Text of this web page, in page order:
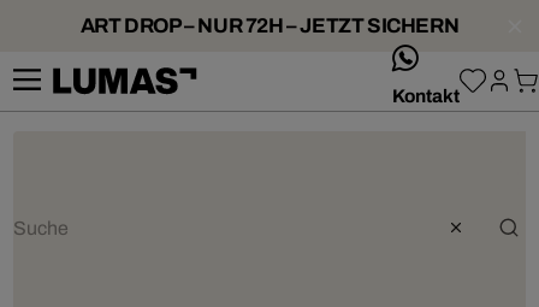
ART DROP – NUR 72H – JETZT SICHERN
Kontakt